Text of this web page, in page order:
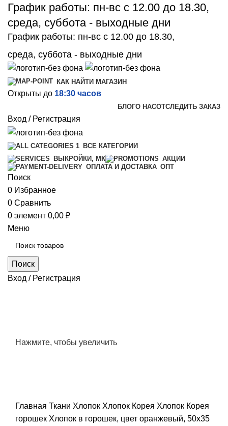
График работы: пн-вс с 12.00 до 18.30,
среда, суббота - выходные дни
График работы: пн-вс с 12.00 до 18.30,
среда, суббота - выходные дни
КАК НАЙТИ МАГАЗИН
Открыты до 18:30 часов
БЛОГО НАСОТСЛЕДИТЬ ЗАКАЗ
Вход / Регистрация
ВСЕ КАТЕГОРИИ
ВЫКРОЙКИ, МК
АКЦИИ
ОПЛАТА И ДОСТАВКА ОПТ
Поиск
0 Избранное
0 Сравнить
0 элемент 0,00 ₽
Меню
Поиск
Вход / Регистрация
Нажмите, чтобы увеличить
Главная Ткани Хлопок Хлопок Корея Хлопок Корея
горошек Хлопок в горошек, цвет оранжевый, 50х35